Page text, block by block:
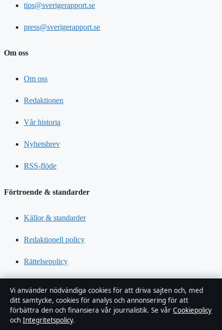
tips@sverigerapport.se
press@sverigerapport.se
Om oss
Om oss
Redaktionen
Vår historia
Nyhetsbrev
RSS-flöde
Förtroende & standarder
Källor & standarder
Redaktionell policy
Rättelsepolicy
Kändisar & integritet
Integritetspolicy
Vi använder nödvändiga cookies för att driva sajten och, med
ditt samtycke, cookies för analys och annonsering för att
förbättra den och finansiera vår journalistik. Se vår Cookiepolicy
och Integritetspolicy.